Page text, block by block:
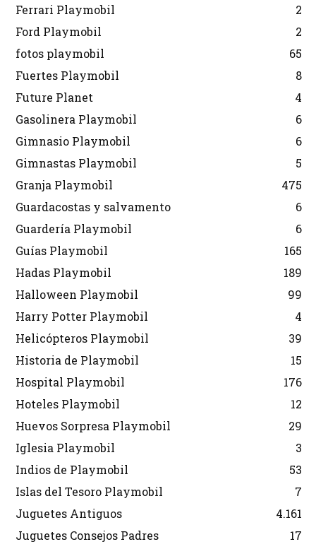
Ferrari Playmobil
2
Ford Playmobil
2
fotos playmobil
65
Fuertes Playmobil
8
Future Planet
4
Gasolinera Playmobil
6
Gimnasio Playmobil
6
Gimnastas Playmobil
5
Granja Playmobil
475
Guardacostas y salvamento
6
Guardería Playmobil
6
Guías Playmobil
165
Hadas Playmobil
189
Halloween Playmobil
99
Harry Potter Playmobil
4
Helicópteros Playmobil
39
Historia de Playmobil
15
Hospital Playmobil
176
Hoteles Playmobil
12
Huevos Sorpresa Playmobil
29
Iglesia Playmobil
3
Indios de Playmobil
53
Islas del Tesoro Playmobil
7
Juguetes Antiguos
4.161
Juguetes Consejos Padres
17